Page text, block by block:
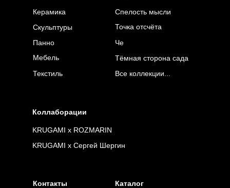
Панно
Коллаборации
Все коллекции...
Мебель
Текстиль
Тёмная сторона сада
KRUGAMI x Сергей Шергин
Че
Точка отсчёта
Спелость мысли
KRUGAMI x ROZMARIN
Керамика
Скульптуры
Контакты Каталог